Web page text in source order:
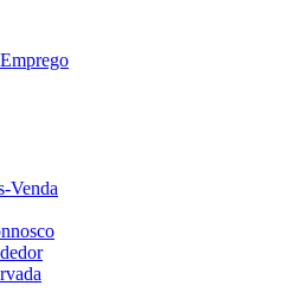
Venda